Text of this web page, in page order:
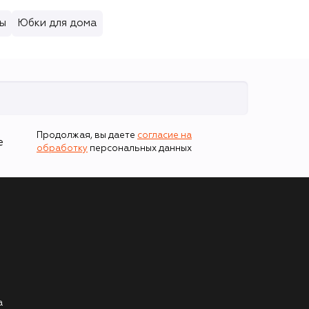
Юбки для дома
Продолжая, вы даете согласие на
обработку персональных данных